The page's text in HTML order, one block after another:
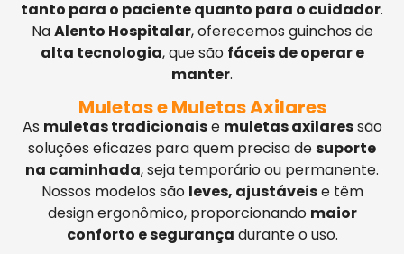
tanto para o paciente quanto para o cuidador.
NaAlento Hospitalar, oferecemos guinchos de
alta tecnologia, que são fáceis de operar e
manter.
Muletas e Muletas Axilares
As muletas tradicionaise muletas axilaressão
soluções eficazes para quem precisa desuporte
na caminhada, seja temporário ou permanente.
Nossos modelos são leves, ajustáveise têm
design ergonômico, proporcionando maior
conforto e segurança durante o uso.